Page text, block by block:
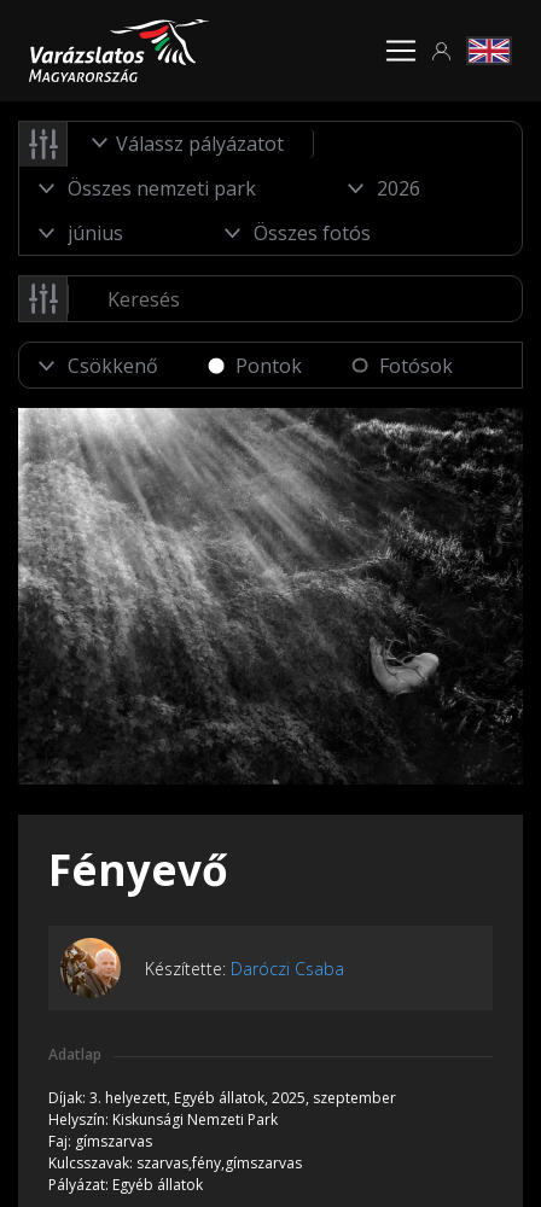
Válassz pályázatot
Pontok Fotósok
Fényevő
Készítette: Daróczi Csaba
Adatlap
Díjak: 3. helyezett, Egyéb állatok, 2025, szeptember
Helyszín: Kiskunsági Nemzeti Park
Faj: gímszarvas
Kulcsszavak: szarvas,fény,gímszarvas
Pályázat: Egyéb állatok